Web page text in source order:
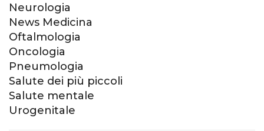
Neurologia
News Medicina
Oftalmologia
Oncologia
Pneumologia
Salute dei più piccoli
Salute mentale
Urogenitale